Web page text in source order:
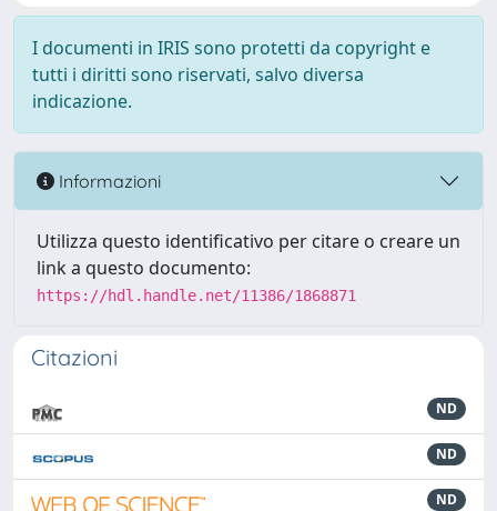
I documenti in IRIS sono protetti da copyright e
tutti i diritti sono riservati, salvo diversa
indicazione.
Informazioni
Utilizza questo identificativo per citare o creare un
link a questo documento:
https://hdl.handle.net/11386/1868871
Citazioni
ND
ND
ND